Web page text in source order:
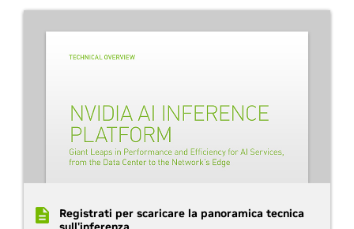
Registrati per scaricare la panoramica tecnica